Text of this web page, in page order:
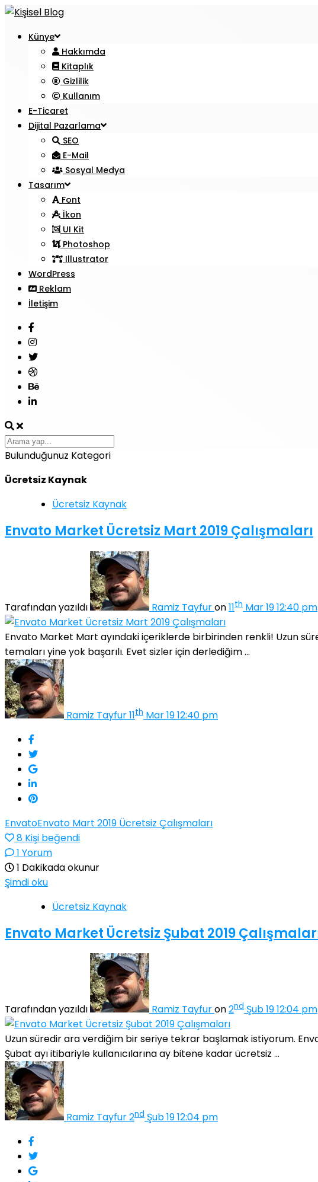
Künye
Hakkımda
Kitaplık
Gizlilik
Kullanım
E-Ticaret
Dijital Pazarlama
SEO
E-Mail
Sosyal Medya
Tasarım
Font
İkon
UI Kit
Photoshop
Illustrator
WordPress
Reklam
İletişim
Bulunduğunuz Kategori
Ücretsiz Kaynak
Ücretsiz Kaynak
Envato Market Ücretsiz Mart 2019 Çalışmaları
Tarafından yazıldı Ramiz Tayfuron11th Mar 19 12:40 pm
Envato Market Mart ayındaki içeriklerde birbirinden renkli! Uzun
temaları yine yok başarılı. Evet sizler için derlediğim ...
Ramiz Tayfur11th Mar 19 12:40 pm
EnvatoEnvato Mart 2019 Ücretsiz Çalışmaları
8 Kişi beğendi
1 Yorum
1 Dakikada okunur
Şimdi oku
Ücretsiz Kaynak
Envato Market Ücretsiz Şubat 2019
Tarafından yazıldı Ramiz Tayfuron2nd Şub 19 12:04 pm
Uzun süredir ara verdiğim bir seriye tekrar başlamak istiyorum.
Şubat ayı itibariyle kullanıcılarına ay bitene kadar ücretsiz ...
Ramiz Tayfur2nd Şub 19 12:04 pm